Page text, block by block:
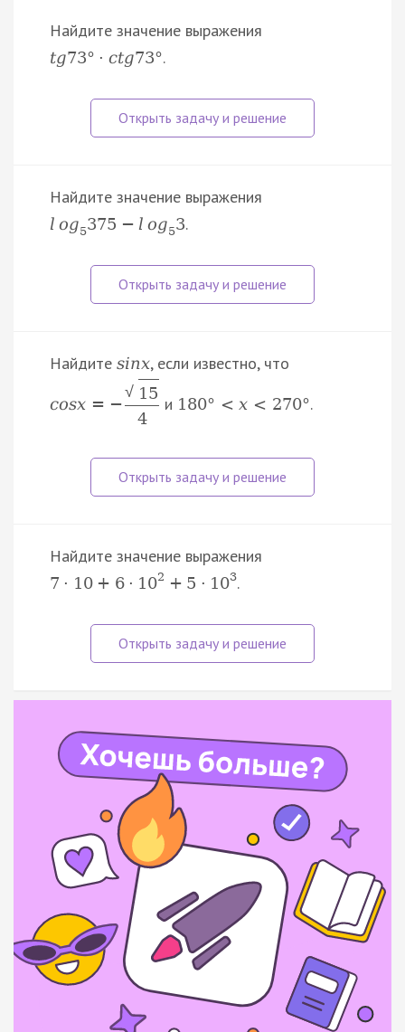
Найдите значение выражения
tg73° · ctg73°.
Найдите значение выражения
l og5375 − l og53.
Найдите sinx, если известно, что
cosx = −
√ 15
4
и 180° < x < 270°.
Найдите значение выражения
7 · 10 + 6 · 102 + 5 · 103.